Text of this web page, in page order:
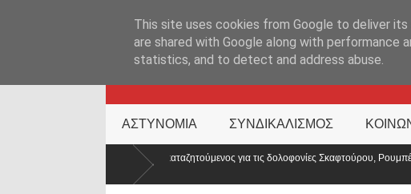
KATEHACKER
ΑΣΤΥΝΟΜΙΑ ΣΥΝΔΙΚΑΛΙΣΜΟΣ
ο καταζητούμενος για τις δολοφονίες Σκαφτούρου, Ρουμπέτη,
Απορρίφθηκε
This site uses cookies from Google to deliver
are shared with Google along with performance
statistics, and to detect and address abuse.